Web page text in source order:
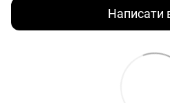
Написати